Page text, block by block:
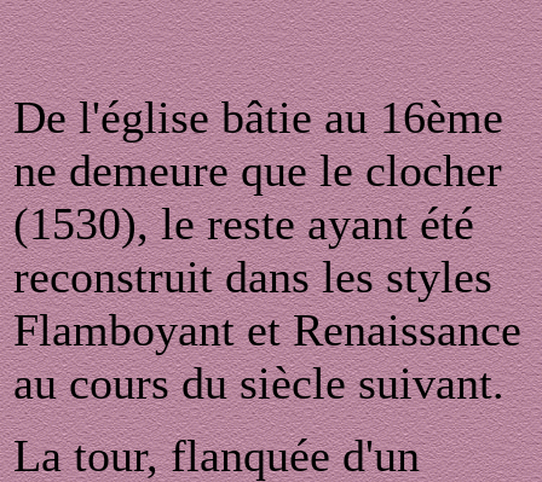
De l'église bâtie au 16ème
ne demeure que le clocher
(1530), le reste ayant été
reconstruit dans les styles
Flamboyant et Renaissance
au cours du siècle suivant.
La tour, flanquée d'un